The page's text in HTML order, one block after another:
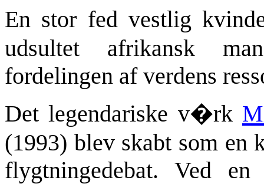
En stor fed vestlig
udsultet afrikansk
fordelingen af verdens
Det legendariske v�rk
(1993) blev skabt som en
flygtningedebat. Ved